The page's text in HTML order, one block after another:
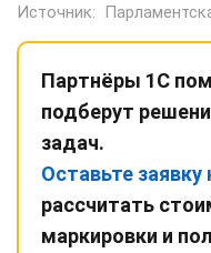
Источник:
Партнёры 1С
подберут
задач.
Оставьте
рассчитать
маркировки и